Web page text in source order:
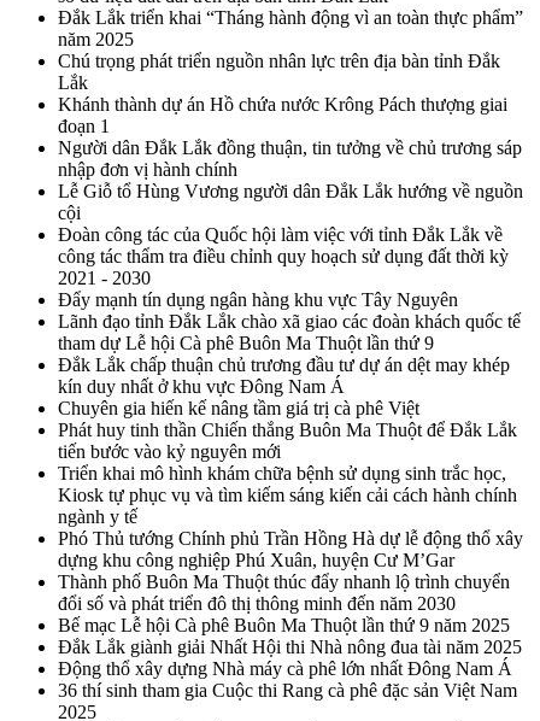
Đắk Lắk triển khai “Tháng hành động vì an toàn thực phẩm”
năm 2025
Chú trọng phát triển nguồn nhân lực trên địa bàn tỉnh Đắk
Lắk
Khánh thành dự án Hồ chứa nước Krông Pách thượng giai
đoạn 1
Người dân Đắk Lắk đồng thuận, tin tưởng về chủ trương sáp
nhập đơn vị hành chính
Lễ Giỗ tổ Hùng Vương người dân Đắk Lắk hướng về nguồn
cội
Đoàn công tác của Quốc hội làm việc với tỉnh Đắk Lắk về
công tác thẩm tra điều chỉnh quy hoạch sử dụng đất thời kỳ
2021 - 2030
Đẩy mạnh tín dụng ngân hàng khu vực Tây Nguyên
Lãnh đạo tỉnh Đắk Lắk chào xã giao các đoàn khách quốc tế
tham dự Lễ hội Cà phê Buôn Ma Thuột lần thứ 9
Đắk Lắk chấp thuận chủ trương đầu tư dự án dệt may khép
kín duy nhất ở khu vực Đông Nam Á
Chuyên gia hiến kế nâng tầm giá trị cà phê Việt
Phát huy tinh thần Chiến thắng Buôn Ma Thuột để Đắk Lắk
tiến bước vào kỷ nguyên mới
Triển khai mô hình khám chữa bệnh sử dụng sinh trắc học,
Kiosk tự phục vụ và tìm kiếm sáng kiến cải cách hành chính
ngành y tế
Phó Thủ tướng Chính phủ Trần Hồng Hà dự lễ động thổ xây
dựng khu công nghiệp Phú Xuân, huyện Cư M’Gar
Thành phố Buôn Ma Thuột thúc đẩy nhanh lộ trình chuyển
đổi số và phát triển đô thị thông minh đến năm 2030
Bế mạc Lễ hội Cà phê Buôn Ma Thuột lần thứ 9 năm 2025
Đắk Lắk giành giải Nhất Hội thi Nhà nông đua tài năm 2025
Động thổ xây dựng Nhà máy cà phê lớn nhất Đông Nam Á
36 thí sinh tham gia Cuộc thi Rang cà phê đặc sản Việt Nam
2025